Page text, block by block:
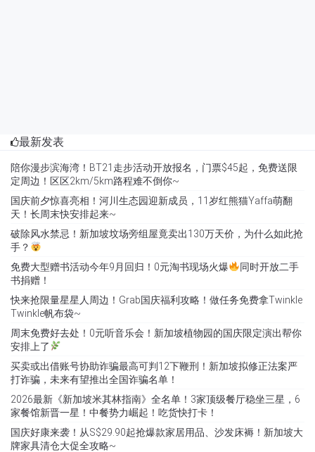
最新发表
陪你漫步滨海湾！BT21走步活动开放报名，门票$45起，免费送限
定周边！区区2km/5km路程难不倒你~
国庆前夕惊喜亮相！河川生态园迎新成员，11岁红熊猫Yaffa萌翻
天！长周末快安排起来~
破除风水禁忌！新加坡坟场旁组屋竟卖出130万天价，为什么如此抢
手？
免费大型赠书活动今年9月回归！0元淘书现场火爆
同时开放二手
书捐赠！
快来抢限量星星人周边！Grab国庆福利攻略！做任务免费拿Twinkle
Twinkle帆布袋~
周末免费好去处！0元听音乐会！新加坡植物园的国庆限定演出帮你
安排上了
买卖或出借账号协助诈骗最高可判12下鞭刑！新加坡拟修正法案严
打诈骗，未来有望推出全国诈骗名单！
2026最新《新加坡米其林指南》全名单！3家顶级餐厅稳坐三星，6
家餐馆新晋一星！中餐势力崛起！吃货快打卡！
国庆好康来袭！从S$29.90起抢爆款家居用品、沙发床褥！新加坡大
牌家具清仓大促全攻略~